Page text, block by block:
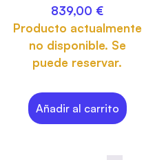
839,00 €
Producto actualmente
no disponible. Se
puede reservar.
Añadir al carrito